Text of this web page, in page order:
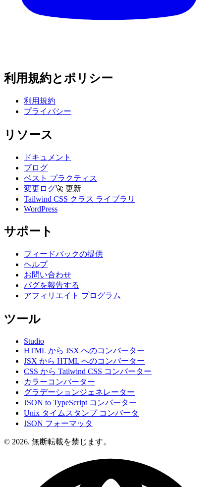
利用規約とポリシー
利用規約
プライバシー
リソース
ドキュメント
ブログ
ベスト プラクティス
変更ログ🚀 更新
Tailwind CSS クラス ライブラリ
WordPress
サポート
フィードバックの提供
ヘルプ
お問い合わせ
バグを報告する
アフィリエイト プログラム
ツール
Studio
HTML から JSX へのコンバーター
JSX から HTML へのコンバーター
CSS から Tailwind CSS コンバーター
カラーコンバーター
グラデーションジェネレーター
JSON to TypeScript コンバーター
Unix タイムスタンプ コンバータ
JSON フォーマッタ
© 2026. 無断転載を禁じます。